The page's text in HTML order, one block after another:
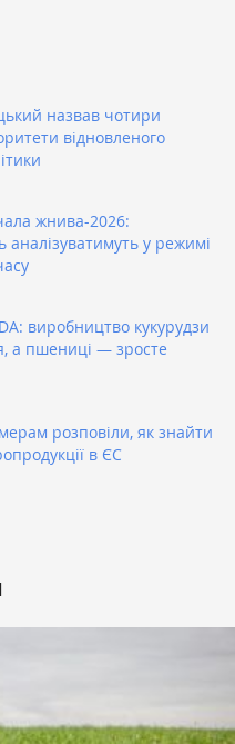
назвав чотири
відновленого
жнива-2026:
аналізуватимуть у режимі
виробництво кукурудзи
а пшениці — зросте
розповіли, як знайти
в ЄС